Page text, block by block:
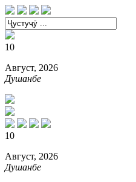
10
Август, 2026
Душанбе
10
Август, 2026
Душанбе